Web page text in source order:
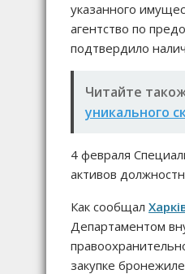
указанного
агентство по
подтвердило
Читайте
уникального
4 февраля
активов
Как сообщал
Департаментом
закупке